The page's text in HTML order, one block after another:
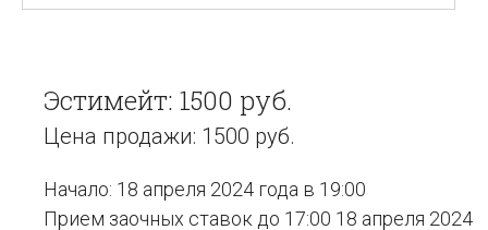
Эстимейт: 1500 руб.
Цена продажи: 1500 руб.
Начало: 18 апреля 2024 года в 19:00
Прием заочных ставок до 17:00 18 апреля 2024